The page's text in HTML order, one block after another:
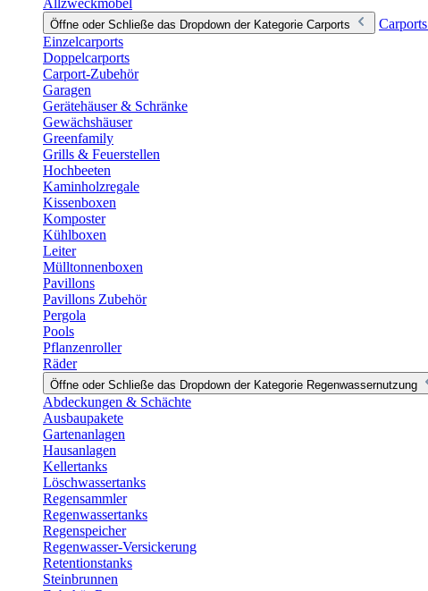
Allzweckmöbel
Öffne oder Schließe das Dropdown der Kategorie Carports Carports
Einzelcarports
Doppelcarports
Carport-Zubehör
Garagen
Gerätehäuser & Schränke
Gewächshäuser
Greenfamily
Grills & Feuerstellen
Hochbeeten
Kaminholzregale
Kissenboxen
Komposter
Kühlboxen
Leiter
Mülltonnenboxen
Pavillons
Pavillons Zubehör
Pergola
Pools
Pflanzenroller
Räder
Öffne oder Schließe das Dropdown der Kategorie Regenwassernutzung
Abdeckungen & Schächte
Ausbaupakete
Gartenanlagen
Hausanlagen
Kellertanks
Löschwassertanks
Regensammler
Regenwassertanks
Regenspeicher
Regenwasser-Versickerung
Retentionstanks
Steinbrunnen